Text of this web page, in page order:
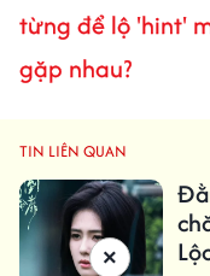
từng để lộ 'hint'
gặp nhau?
TIN LIÊN QUAN
×